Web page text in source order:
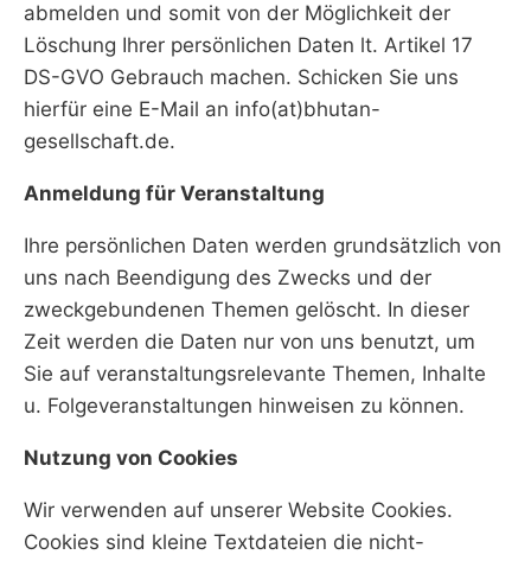
abmelden und somit von der Möglichkeit der
Löschung Ihrer persönlichen Daten lt. Artikel 17
DS-GVO Gebrauch machen. Schicken Sie uns
hierfür eine E-Mail an info(at)bhutan-
gesellschaft.de.
Anmeldung für Veranstaltung
Ihre persönlichen Daten werden grundsätzlich von
uns nach Beendigung des Zwecks und der
zweckgebundenen Themen gelöscht. In dieser
Zeit werden die Daten nur von uns benutzt, um
Sie auf veranstaltungsrelevante Themen, Inhalte
u. Folgeveranstaltungen hinweisen zu können.
Nutzung von Cookies
Wir verwenden auf unserer Website Cookies.
Cookies sind kleine Textdateien die nicht-